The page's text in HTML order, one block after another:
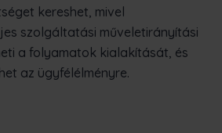
kereshet, mivel
szolgáltatási műveletirányítási
a folyamatok kialakítását, és
az ügyfélélményre.